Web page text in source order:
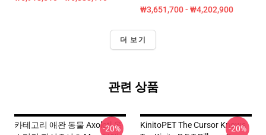
₩3,651,700 - ₩4,202,900
더 보기
관련 상품
카테고리 애완 동물 Axolotl 옥
-20%
KinitoPET The Cursor Knows
-20%